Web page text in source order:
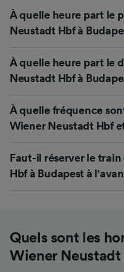
À quelle heure part le
Neustadt Hbf à
À quelle heure part le
Neustadt Hbf à
À quelle fréquence
Wiener Neustadt Hbf
Faut-il réserver le
Hbf à Budapest à
Quels sont les
Wiener Neustadt